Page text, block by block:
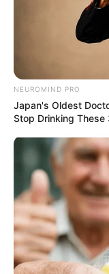
NEUROMIND PRO
Japan's Oldest
Stop Drinking These